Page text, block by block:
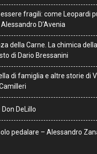
essere fragili: come Leopardi
D’Avenia
della Carne. La chimica
di Dario Bressanini
di famiglia e altre storie di
DeLillo
pedalare – Alessandro